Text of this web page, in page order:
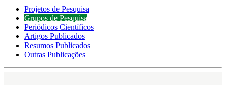
Projetos de Pesquisa
Grupos de Pesquisa
Periódicos Científicos
Artigos Publicados
Resumos Publicados
Outras Publicações